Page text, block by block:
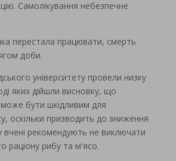
Самолікування небезпечне
перестала працювати, смерть
доби.
університету провели низку
яких дійшли висновку, що
може бути шкідливим для
оскільки призводить до зниження
вчені рекомендують не виключати
раціону рибу та м'ясо.